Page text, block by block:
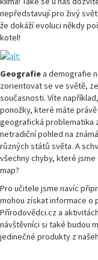
nepředstavují pro živý
že dokáží evoluci někdy
kotel!
Geografiea demografie
zorientovat se ve světě,
současnosti. Víte
ponožky, které máte právě
geografická problematika
netradiční pohled na
různých států světa. A
všechny chyby, které
map?
Pro učitele jsme navíc
mohou získat informace o
Přírodovědci.cz a
návštěvníci si také budou
jedinečné produkty z